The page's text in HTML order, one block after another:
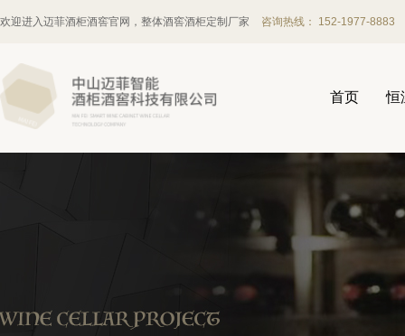
欢迎进入迈菲酒柜酒窖官网，整体酒窖酒柜定制厂家 咨询热线： 152-1977-8883
首页 恒